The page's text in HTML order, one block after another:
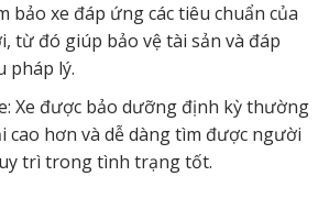
bảo xe đáp ứng các tiêu chuẩn của
từ đó giúp bảo vệ tài sản và đáp
pháp lý.
Xe được bảo dưỡng định kỳ thường
cao hơn và dễ dàng tìm được người
trì trong tình trạng tốt.